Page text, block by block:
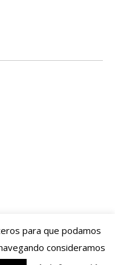
WordPress themes
para que podamos
consideramos